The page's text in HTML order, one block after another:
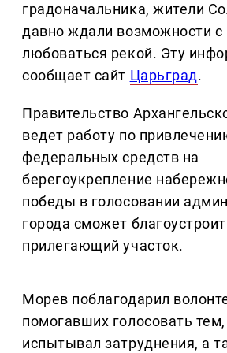
градоначальника, жители
давно ждали возможности
любоваться рекой. Эту
сообщает сайт Царьград.
Правительство
ведет работу по
федеральных средств на
берегоукрепление
победы в голосовании
города сможет
прилегающий участок.
Морев поблагодарил
помогавших голосовать
испытывал затруднения, а